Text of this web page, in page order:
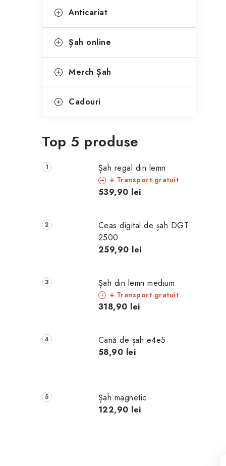
Anticariat
Șah online
Merch Șah
Cadouri
Top 5 produse
Șah regal din lemn
+ Transport gratuit
539,90 lei
Ceas digital de șah DGT
2500
259,90 lei
Șah din lemn medium
+ Transport gratuit
318,90 lei
Cană de șah e4e5
58,90 lei
Șah magnetic
122,90 lei